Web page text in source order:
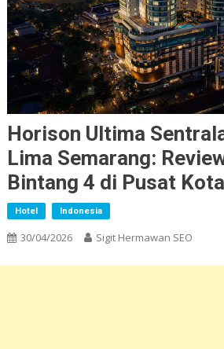
Horison Ultima
Lima Semarang:
Bintang 4 di Pusat Kota
Hotel Indonesia
30/04/2026 Sigit Hermawan SEO